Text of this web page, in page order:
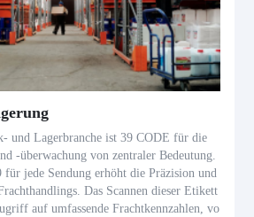
und Lagerbranche ist 39 CODE für die
-überwachung von zentraler Bedeutung.
jede Sendung erhöht die Präzision und
Das Scannen dieser Etikett
auf umfassende Frachtkennzahlen, vo